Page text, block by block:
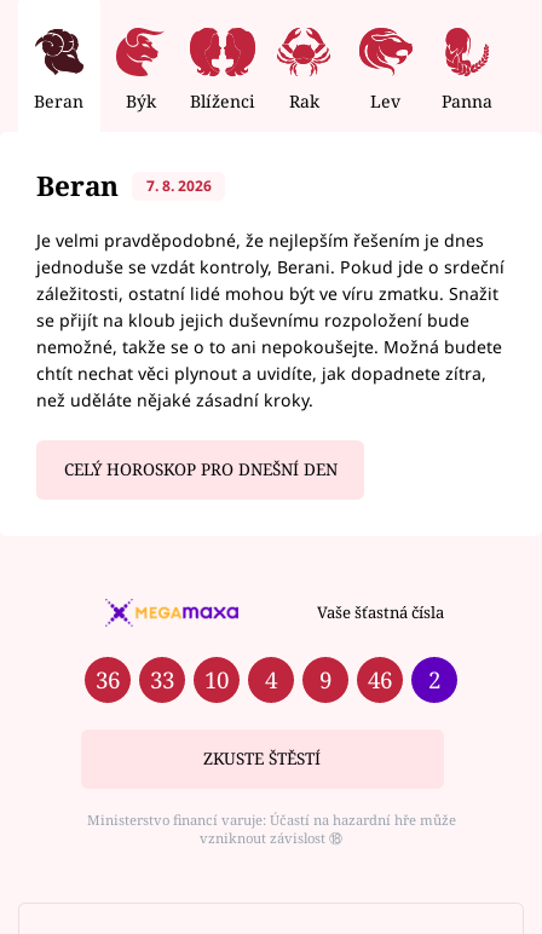
Beran Býk Blíženci Rak Lev Panna
Beran 7. 8. 2026
Je velmi pravděpodobné, že nejlepším řešením je dnes
jednoduše se vzdát kontroly, Berani. Pokud jde o srdeční
záležitosti, ostatní lidé mohou být ve víru zmatku. Snažit
se přijít na kloub jejich duševnímu rozpoložení bude
nemožné, takže se o to ani nepokoušejte. Možná budete
chtít nechat věci plynout a uvidíte, jak dopadnete zítra,
než uděláte nějaké zásadní kroky.
CELÝ HOROSKOP PRO DNEŠNÍ DEN
Vaše šťastná čísla
36 33 10 4 9 46 2
ZKUSTE ŠTĚSTÍ
Ministerstvo financí varuje: Účastí na hazardní hře může
vzniknout závislost ⑱